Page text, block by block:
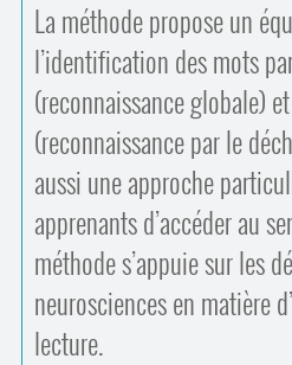
La méthode propose un
l’identification des mots
(reconnaissance globale)
(reconnaissance par le
aussi une approche
apprenants d’accéder au
méthode s’appuie sur les
neurosciences en matière
lecture.